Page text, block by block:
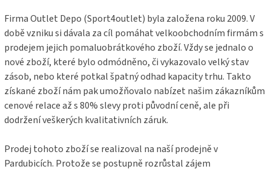
Firma Outlet Depo (Sport4outlet) byla založena roku 2009. V
době vzniku si dávala za cíl pomáhat velkoobchodním firmám s
prodejem jejich pomaluobrátkového zboží. Vždy se jednalo o
nové zboží, které bylo odmódněno, či vykazovalo velký stav
zásob, nebo které potkal špatný odhad kapacity trhu. Takto
získané zboží nám pak umožňovalo nabízet našim zákazníkům
cenové relace až s 80% slevy proti původní ceně, ale při
dodržení veškerých kvalitativních záruk.
Prodej tohoto zboží se realizoval na naší prodejně v
Pardubicích. Protože se postupně rozrůstal zájem